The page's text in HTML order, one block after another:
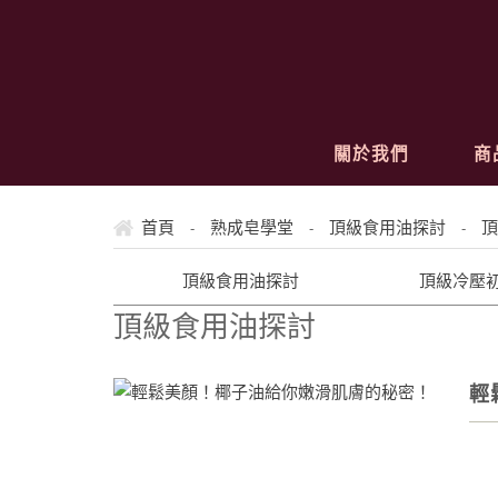
關於我們 商
首頁 - 熟成皂學堂 - 頂級食用油探討 -
頂級食用油探討 頂級冷壓
頂級食用油探討
輕